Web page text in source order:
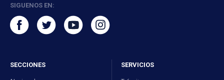
SIGUENOS EN:
SECCIONES SERVICIOS